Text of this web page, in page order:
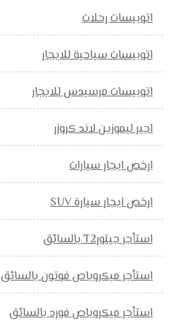
اتوبيسات رحلات
اتوبيسات سياحية للايجار
اتوبيسات مرسيدس للايجار
اجير ليموزين لاند كروزر
ارخص ايجار سيارات
ارخص ايجار سيارة SUV
استأجر جيتورT2 بالسائق
استأجر ميكروباص فوتون بالسائق
استأجر ميكروباص فورد بالسائق